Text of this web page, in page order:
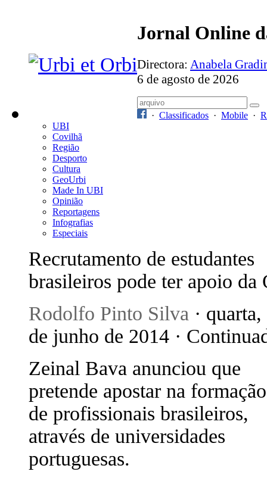
Jornal Online
Directora: Anabela
6 de agosto de 2026
· Classificados · Mobile ·
UBI
Covilhã
Região
Desporto
Cultura
GeoUrbi
Made In UBI
Opinião
Reportagens
Infografias
Especiais
Recrutamento de estudantes
brasileiros pode ter apoio da
Rodolfo Pinto Silva ·
de junho de 2014 ·
Zeinal Bava anunciou que
pretende apostar na formação
de profissionais brasileiros,
através de universidades
portuguesas.